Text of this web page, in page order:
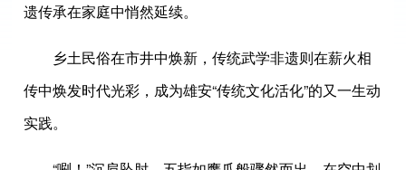
遗传承在家庭中悄然延续。
乡土民俗在市井中焕新，传统武学非遗则在薪火相
传中焕发时代光彩，成为雄安“传统文化活化”的又一生动
实践。